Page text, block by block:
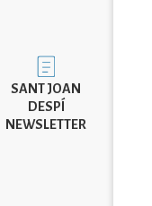
Imatge
SANT JOAN
DESPÍ
NEWSLETTER